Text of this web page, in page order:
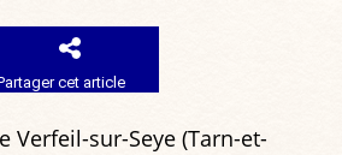
cet article
Verfeil-sur-Seye (Tarn-et-